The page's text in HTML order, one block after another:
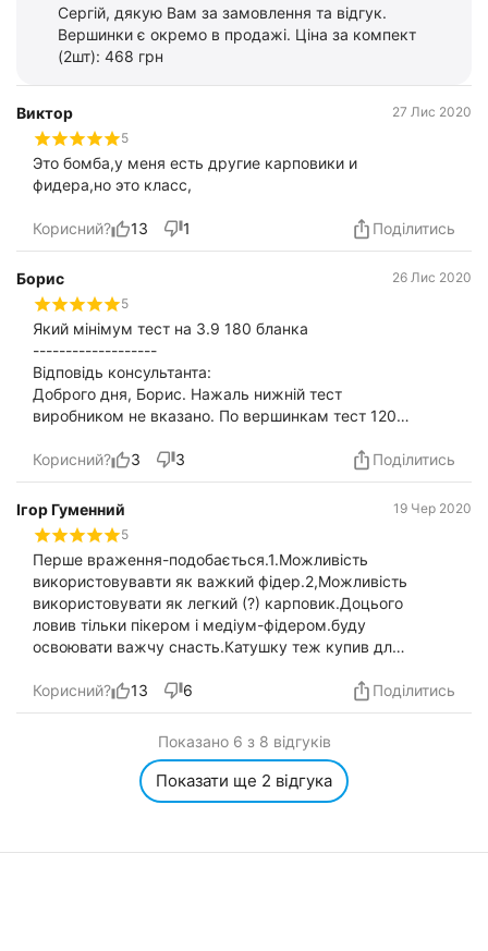
Сергій, дякую Вам за замовлення та відгук.
Вершинки є окремо в продажі. Ціна за компект
(2шт): 468 грн
Виктор
27 Лис 2020
5
Это бомба,у меня есть другие карповики и
фидера,но это класс,
Корисний? 13 1 Поділитись
Борис
26 Лис 2020
5
Який мінімум тест на 3.9 180 бланка
-------------------
Відповідь консультанта:
Доброго дня, Борис. Нажаль нижній тест
виробником не вказано. По вершинкам тест 120-
Корисний?
3 3 Поділитись
Ігор Гуменний
19 Чер 2020
5
Перше враження-подобається.1.Можливість
використовувавти як важкий фідер.2,Можливість
використовувати як легкий (?) карповик.Доцього
ловив тільки пікером і медіум-фідером.буду
освоювати важчу снасть.Катушку теж купив для
менеджер дуже швидко
опрацюввав.проконсультував.Купував вже тут
кілька рокув тому два спінінги ''шімановські''.все
Корисний? 13 6 Поділитись
Показано 6 з 8 відгуків
Показати ще 2 відгука